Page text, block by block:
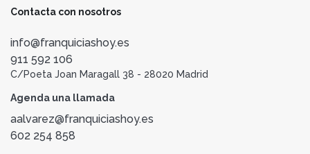
Contacta con nosotros
info@franquiciashoy.es
911 592 106
C/Poeta Joan Maragall 38 - 28020 Madrid
Agenda una llamada
aalvarez@franquiciashoy.es
602 254 858